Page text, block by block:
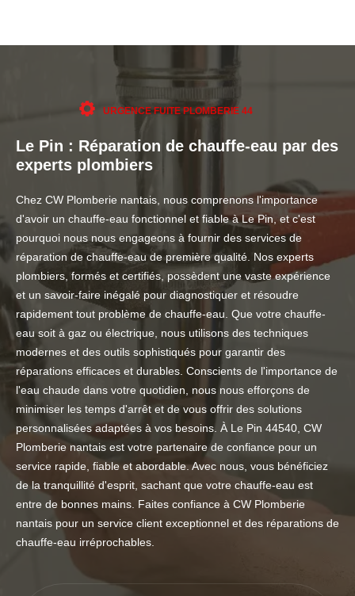
URGENCE FUITE PLOMBERIE 44
Le Pin : Réparation de chauffe-eau par des
experts plombiers
Chez CW Plomberie nantais, nous comprenons l'importance
d'avoir un chauffe-eau fonctionnel et fiable à Le Pin, et c'est
pourquoi nous nous engageons à fournir des services de
réparation de chauffe-eau de première qualité. Nos experts
plombiers, formés et certifiés, possèdent une vaste expérience
et un savoir-faire inégalé pour diagnostiquer et résoudre
rapidement tout problème de chauffe-eau. Que votre chauffe-
eau soit à gaz ou électrique, nous utilisons des techniques
modernes et des outils sophistiqués pour garantir des
réparations efficaces et durables. Conscients de l'importance de
l'eau chaude dans votre quotidien, nous nous efforçons de
minimiser les temps d'arrêt et de vous offrir des solutions
personnalisées adaptées à vos besoins. À Le Pin 44540, CW
Plomberie nantais est votre partenaire de confiance pour un
service rapide, fiable et abordable. Avec nous, vous bénéficiez
de la tranquillité d'esprit, sachant que votre chauffe-eau est
entre de bonnes mains. Faites confiance à CW Plomberie
nantais pour un service client exceptionnel et des réparations de
chauffe-eau irréprochables.